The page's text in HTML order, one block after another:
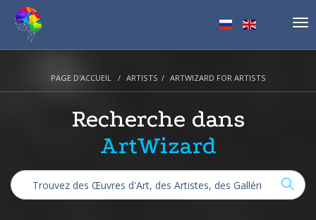
PAGE D'ACCUEIL ARTISTS ARTWIZARD FOR ARTISTS
Recherche dans
ArtWizard